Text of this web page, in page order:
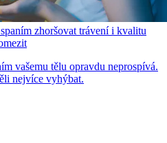
zhoršovat trávení i kvalitu
vašemu tělu opravdu neprospívá.
nejvíce vyhýbat.